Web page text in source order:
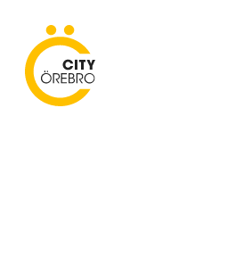
content
City Örebro